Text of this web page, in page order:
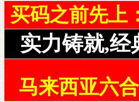
买码之前先上：
实力铸就,经
马来西亚六